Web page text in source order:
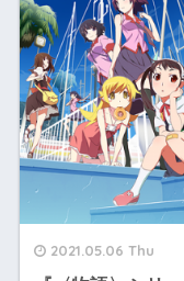
2021.05.06 Thu